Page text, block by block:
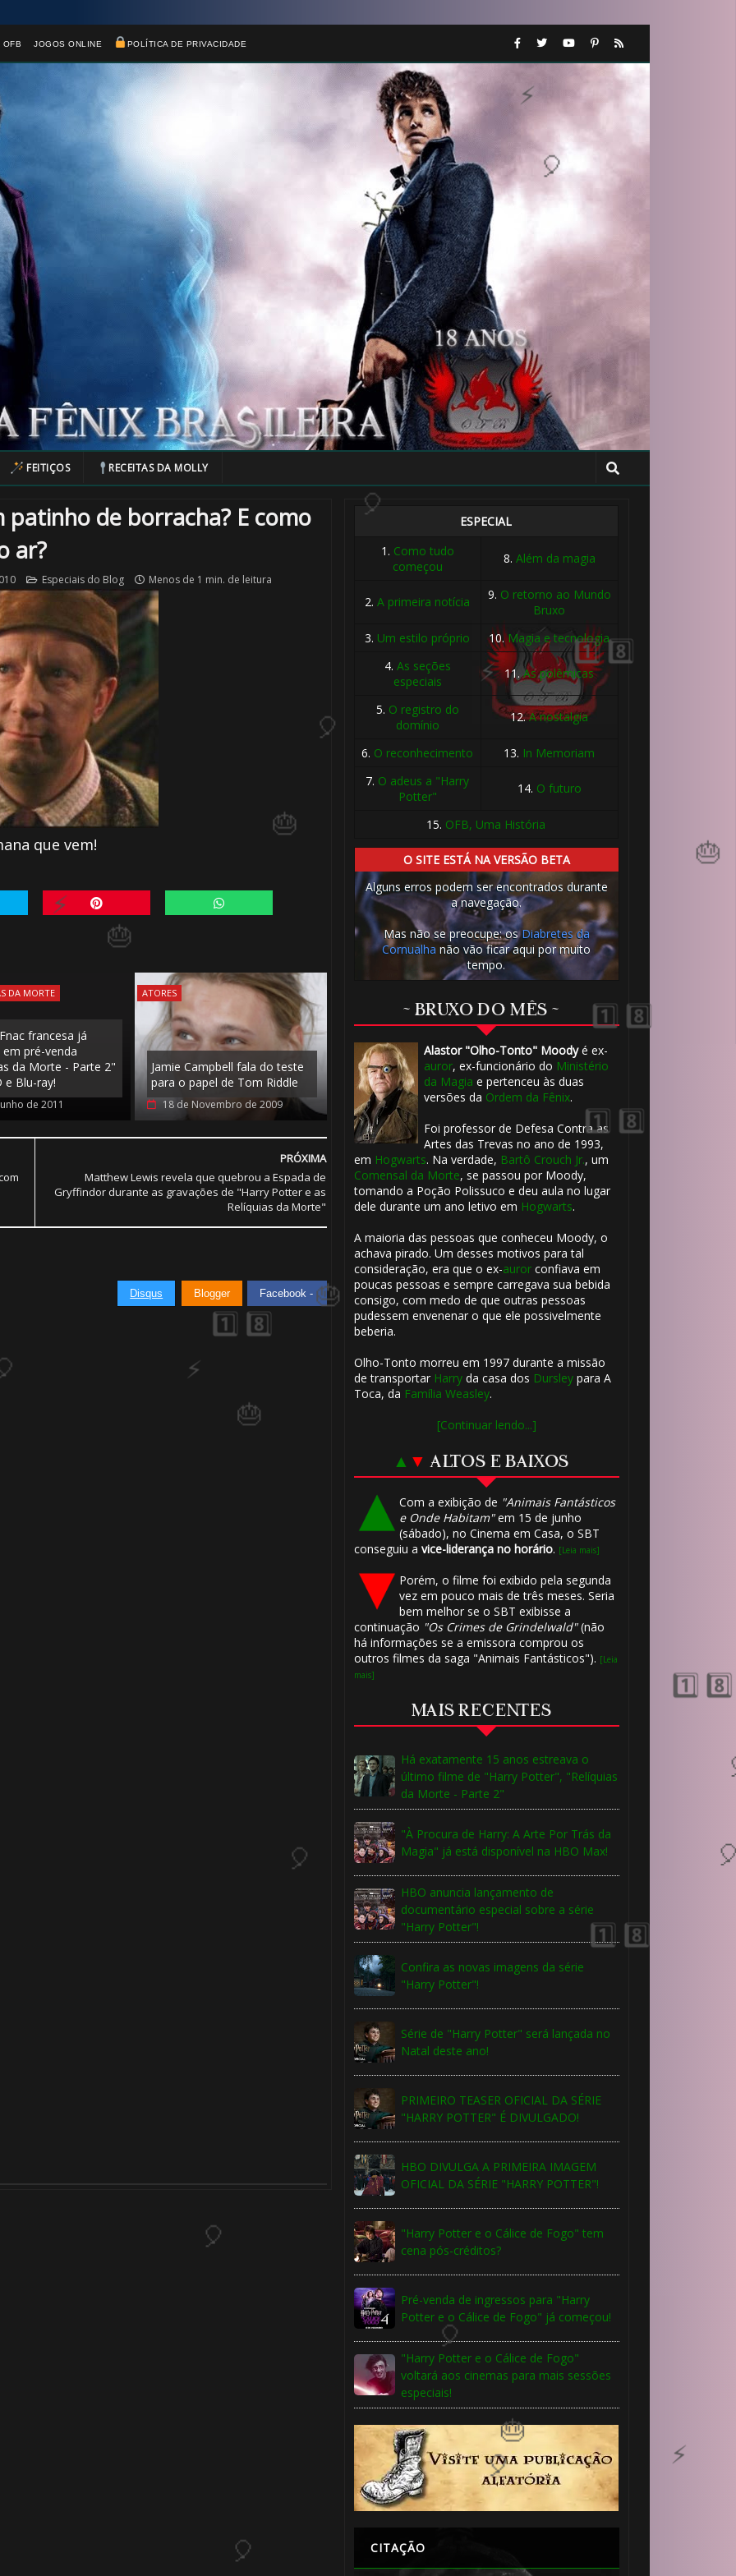
OFB JOGOS ONLINE POLÍTICA DE PRIVACIDADE
FEITIÇOS RECEITAS DA MOLLY
de borracha? E como
ar?
Especiais do Blog Menos de 1 min. de leitura
que vem!
DA MORTE
francesa já
pré-venda
da Morte - Parte 2"
e Blu-ray!
de 2011
ATORES
Jamie Campbell fala do teste
para o papel de Tom Riddle
18 de Novembro de 2009
PRÓXIMA
Matthew Lewis revela que quebrou a Espada de
Gryffindor durante as gravações de "Harry Potter e as
Relíquias da Morte"
Disqus Blogger Facebook -
ESPECIAL
1. Como tudo
começou
8. Além da magia
2.A primeira notícia 9. O retorno ao Mundo
Bruxo
3. Um estilo próprio 10.Magia e tecnologia
4. As seções
especiais
11.As polêmicas
5. O registro do
domínio
12.A nostalgia
6. O reconhecimento 13. In Memoriam
7. O adeus a "Harry
Potter"
14. O futuro
15. OFB, Uma História
O SITE ESTÁ NA VERSÃO BETA
Alguns erros podem ser encontrados durante
a navegação.
Mas não se preocupe: osDiabretes da
Cornualha não vão ficar aqui por muito
tempo.
~ BRUXO DO MÊS ~
Alastor "Olho-Tonto" Moodyé ex-
auror, ex-funcionário do Ministério
da Magia e pertenceu às duas
versões da Ordem da Fênix.
Foi professor de Defesa Contra as
Artes das Trevas no ano de 1993,
em Hogwarts. Na verdade, Bartô Crouch Jr., um
Comensal da Morte, se passou por Moody,
tomando a Poção Polissuco e deu aula no lugar
dele durante um ano letivo em Hogwarts.
A maioria das pessoas que conheceu Moody, o
achava pirado. Um desses motivos para tal
consideração, era que o ex-aurorconfiava em
poucas pessoas e sempre carregava sua bebida
consigo, com medo de que outras pessoas
pudessem envenenar o que ele possivelmente
beberia.
Olho-Tonto morreu em 1997 durante a missão
de transportar Harryda casa dos Dursleypara A
Toca, da Família Weasley.
[Continuar lendo...]
▲ ▼ ALTOS E BAIXOS
Com a exibição de "Animais Fantásticos
e Onde Habitam"em 15 de junho
(sábado), no Cinema em Casa, o SBT
conseguiu a vice-liderança no horário. [Leia mais]
Porém, o filme foi exibido pela segunda
vez em pouco mais de três meses. Seria
bem melhor se o SBT exibisse a
continuação "Os Crimes de Grindelwald"(não
há informações se a emissora comprou os
outros filmes da saga "Animais Fantásticos"). [Leia
mais]
MAIS RECENTES
Há exatamente 15 anos estreava o
último filme de "Harry Potter", "Relíquias
da Morte - Parte 2"
"À Procura de Harry: A Arte Por Trás da
Magia" já está disponível na HBO Max!
HBO anuncia lançamento de
documentário especial sobre a série
"Harry Potter"!
Confira as novas imagens da série
"Harry Potter"!
Série de "Harry Potter" será lançada no
Natal deste ano!
PRIMEIRO TEASER OFICIAL DA SÉRIE
"HARRY POTTER" É DIVULGADO!
HBO DIVULGA A PRIMEIRA IMAGEM
OFICIAL DA SÉRIE "HARRY POTTER"!
"Harry Potter e o Cálice de Fogo" tem
cena pós-créditos?
Pré-venda de ingressos para "Harry
Potter e o Cálice de Fogo" já começou!
"Harry Potter e o Cálice de Fogo"
voltará aos cinemas para mais sessões
especiais!
CITAÇÃO
🎂
🎂
⚡
🎈
⚡
🎈
1️⃣ 8️⃣
🎈
🎈
🎈
1️⃣ 8️⃣